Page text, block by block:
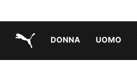
DONNA UOMO